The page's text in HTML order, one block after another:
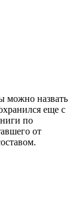
можно назвать
еще с
по
от